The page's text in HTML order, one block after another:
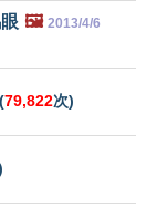
🖼️ 2013/4/6
(79,822次)